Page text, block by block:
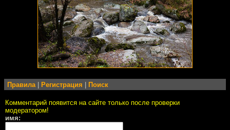
Правила Регистрация Поиск
Комментарий появится на сайте только после проверки
модератором!
имя: